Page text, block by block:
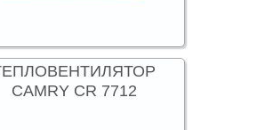
CAMRY CR 7712